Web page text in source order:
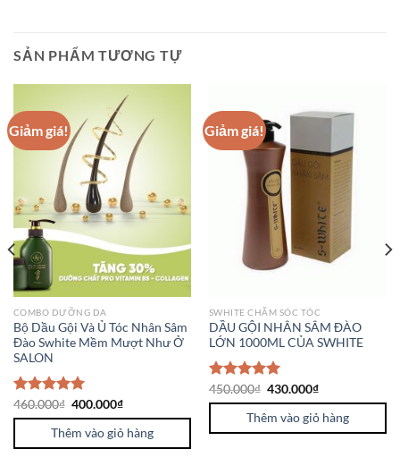
SẢN PHẨM TƯƠNG TỰ
Giảm giá!
COMBO DƯỠNG DA
Bộ Dầu Gội Và Ủ Tóc Nhân Sâm
Đào Swhite Mềm Mượt Như Ở
SALON
Được xếp
hạng5.00
460.000₫ 400.000₫
Thêm vào giỏ hàng
Giảm giá!
SWHITE CHĂM SÓC TÓC
DẦU GỘI NHÂN SÂM ĐÀO
LỚN 1000ML CỦA SWHITE
Được xếp
hạng5.00
450.000₫ 430.000₫
Thêm vào giỏ hàng